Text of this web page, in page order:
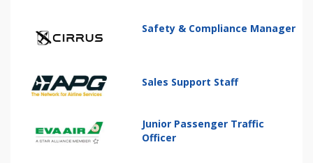
Safety & Compliance Manager
Sales Support Staff
Junior Passenger Traffic
Officer